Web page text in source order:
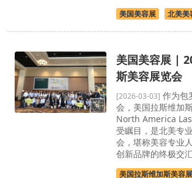
美国美容展 北美美
美国美容展 |
斯美容展览会
[2026-03-03] 作为包
会，美国拉斯维加
North America
受瞩目，是北美专
会，堪称美容专业
创新品牌的终极交
美国拉斯维加斯美容展